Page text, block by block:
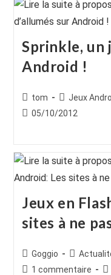
Sprinkle, un
Android !
Auteur/autrice
de
tom
Post
category:
Jeux
Publication
05/10/2012
Jeux en
sites à ne
Auteur/autrice
de
Goggio
Post
category:
Commentaires
1 commentaire